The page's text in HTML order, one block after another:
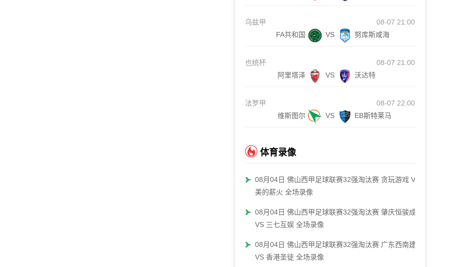
乌兹甲
08-07 21:00
FA共和国
VS 努库斯咸海
也统杯
08-07 21:00
阿里塔泽
VS 沃达特
法罗甲
08-07 22:00
维斯图尔
VS EB斯特莱马
体育录像
08月04日 佛山西甲足球联赛32强淘汰赛 贪玩游戏 VS
美的薪火 全场录像
08月04日 佛山西甲足球联赛32强淘汰赛 肇庆恒骏成
VS 三七互娱 全场录像
08月04日 佛山西甲足球联赛32强淘汰赛 广东西南建设
VS 香港圣徒 全场录像